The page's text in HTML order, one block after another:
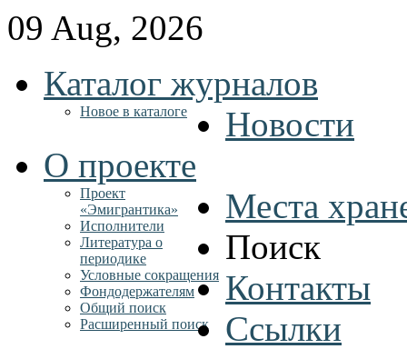
09 Aug, 2026
Каталог журналов
Новое в каталоге
Новости
О проекте
Проект
«Эмигрантика»
Исполнители
Литература о
периодике
Условные сокращения
Фондодержателям
Места
Поиск
Общий поиск
Расширенный поиск
Контакты
Ссылки